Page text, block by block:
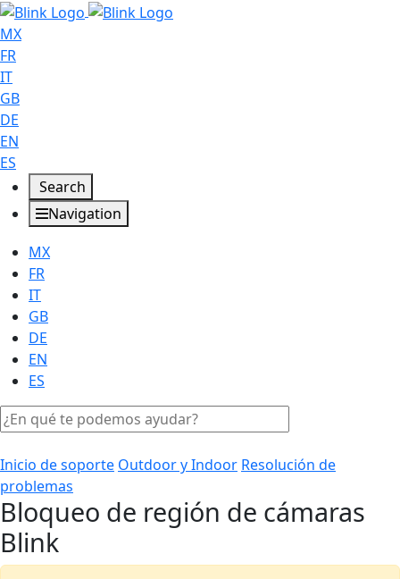
MX
FR
IT
GB
DE
EN
ES
Search
Navigation
MX
FR
IT
GB
DE
EN
ES
Inicio de soporte Outdoor y Indoor Resolución de
problemas
Bloqueo de región de cámaras
Blink